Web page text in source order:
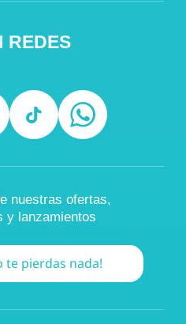
REDES
nuestras ofertas,
y lanzamientos
te pierdas nada!